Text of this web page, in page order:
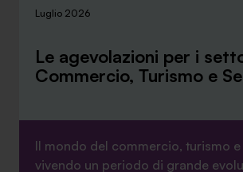
Luglio 2026
Le agevolazioni per i
Commercio, Turismo e
Il mondo del commercio, turismo e
vivendo un periodo di grande